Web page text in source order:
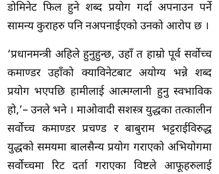
डोमिनेट फिल हुने शब्द प्रयोग गर्दा अपनाउन पर्ने
सामन्य कुराहरु पनि नअपनाईएको उनको आरोप छ ।
‘प्रधानमन्त्री अहिले हुनुहुन्छ, उहाँ त हाम्रो पूर्व सर्वोच्च
कमाण्डर उहाँको क्याविनेटबाट अयोग्य भन्ने शब्द
प्रयोग भएपछि हामीलाई आत्मग्लानी हुनु स्वभाविक
हो,’– उनले भने । माओवादी सशस्त्र युद्धका तत्कालीन
सर्वोच्च कमाण्डर प्रचण्ड र बाबुराम भट्टराईविरुद्ध
युद्धको समयमा बालसैन्य प्रयोग गराएको अभियोगमा
सर्वोच्चमा रिट दर्ता गराएका विष्टले आफूहरुलाई